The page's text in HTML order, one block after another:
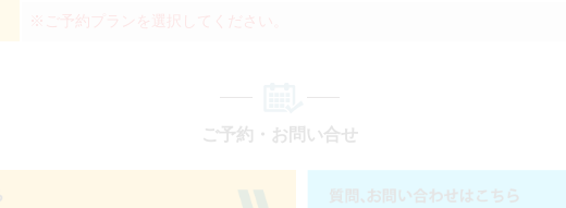
※ご予約プランを選択してください。
ご予約・お問い合せ